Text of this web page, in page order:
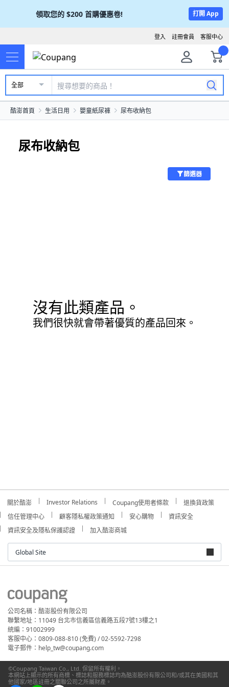
領取您的 $200 首購優惠卷! 打開 App
客服中心
註冊會員
登入
全部
酷澎首頁 生活日用 嬰童紙尿褲 尿布收納包
尿布收納包
篩選器
沒有此類產品。
我們很快就會帶著優質的產品回來。
關於酷澎 Investor Relations Coupang使用者條款
退換貨政策
信任管理中心
顧客隱私權政策通知 安心購物
資訊安全
資訊安全及隱私保護認證
加入酷澎商城
Global Site
公司名稱：酷澎股份有限公司
聯繫地址：11049 台北市信義區信義路五段7號13樓之1
統編：91002999
客服中心：0809-088-810 (免費) / 02-5592-7298
電子郵件：help_tw@coupang.com
©Coupang Taiwan Co., Ltd. 保留所有權利。
本網站上顯示的所有商標、標誌和服務標誌均為酷澎股份有限公司和/或其在美國和其
他國家/地區註冊之關聯公司之所屬財產。